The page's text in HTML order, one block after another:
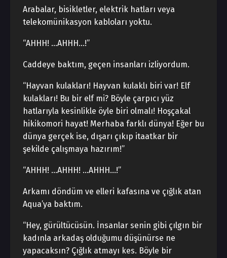
Arabalar, bisikletler, elektrik hatları veya
telekomünikasyon kabloları yoktu.
“AHHH! …AHHH…!”
Caddeye baktım, geçen insanları izliyordum.
“Hayvan kulakları! Hayvan kulaklı biri var! Elf
kulakları! Bu bir elf mi? Böyle çarpıcı yüz
hatlarıyla kesinlikle öyle biri olmalı! Hoşçakal
hikikomori hayat! Merhaba farklı dünya! Eğer bu
dünya gerçek ise, dışarı çıkıp itaatkar bir
şekilde çalışmaya hazırım!”
“AHHH! …AHHH! …AHHH…!”
Arkamı döndüm ve elleri kafasına ve çığlık atan
Aqua’ya baktım.
“Hey, gürültücüsün. İnsanlar senin gibi çılgın bir
kadınla arkadaş olduğumu düşünürse ne
yapacaksın? Çığlık atmayı kes. Böyle bir